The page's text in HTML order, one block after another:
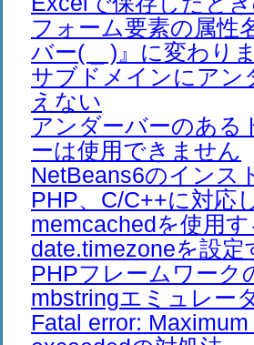
フォーム要素の属性
バー( _ )』に変わり
サブドメインにアン
えない
アンダーバーのある
ーは使用できません
NetBeans6のインス
PHP、C/C++に対応
memcachedを使用
date.timezoneを設
PHPフレームワーク
mbstringエミュレー
Fatal error: